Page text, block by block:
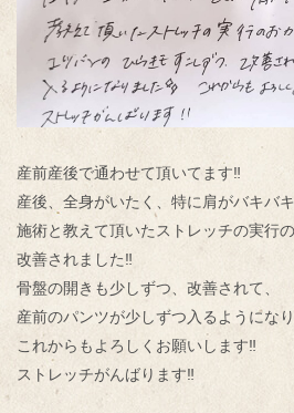
産前産後で通わせて頂いてます‼︎
産後、全身がいたく、特に肩がバキバ
施術と教えて頂いたストレッチの実行の
改善されました‼︎
骨盤の開きも少しずつ、改善されて、
産前のパンツが少しずつ入るようにな
これからもよろしくお願いします‼︎
ストレッチがんばります‼︎